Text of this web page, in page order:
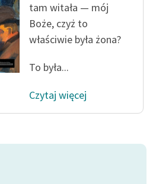
tam witała — mój
Boże, czyż to
właściwie była żona?
To była...
Czytaj więcej